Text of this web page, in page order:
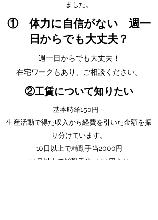
ました。
​① 体力に自信がない 週一
日からでも大丈夫？
週一日からでも大丈夫！
​在宅ワークもあり、ご相談ください。
②工賃について知りたい
基本時給150円～
生産活動で得た収入から経費を引いた金額を振
り分けています。
10日以上で精勤手当2000円
​20日以上で皆勤手当3000円あり